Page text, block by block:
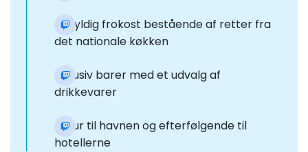
En fyldig frokost bestående af retter fra
det nationale køkken
Inklusiv barer med et udvalg af
drikkevarer
Retur til havnen og efterfølgende til
hotellerne